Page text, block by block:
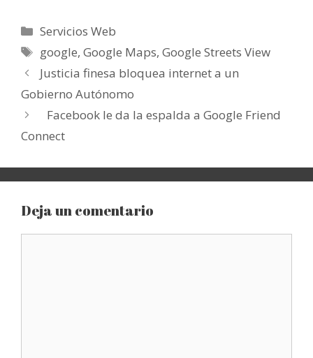
Categorías
Servicios Web
Etiquetas
google,Google Maps,Google Streets View
Justicia finesa bloquea internet a un
Gobierno Autónomo
Facebook le da la espalda a Google Friend
Connect
Deja un comentario